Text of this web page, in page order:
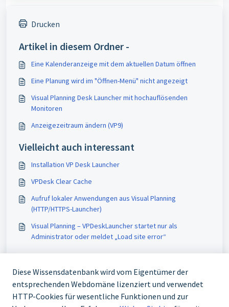
Drucken
Artikel in diesem Ordner -
Eine Kalenderanzeige mit dem aktuellen Datum öffnen
Eine Planung wird im "Öffnen-Menü" nicht angezeigt
Visual Planning Desk Launcher mit hochauflösenden
Monitoren
Anzeigezeitraum ändern (VP9)
Vielleicht auch interessant
Installation VP Desk Launcher
VPDesk Clear Cache
Aufruf lokaler Anwendungen aus Visual Planning
(HTTP/HTTPS-Launcher)
Visual Planning – VPDeskLauncher startet nur als
Administrator oder meldet „Load site error“
Diese Wissensdatenbank wird vom Eigentümer der
entsprechenden Webdomäne lizenziert und verwendet
HTTP-Cookies für wesentliche Funktionen und zur